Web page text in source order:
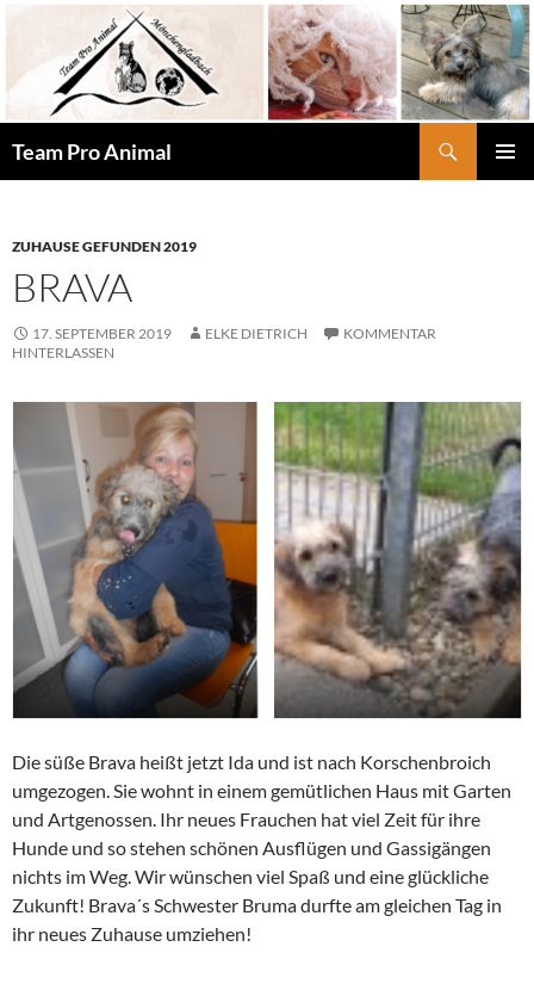
springen
Team Pro Animal
ZUHAUSE GEFUNDEN 2019
BRAVA
17. SEPTEMBER 2019 ELKE DIETRICH
KOMMENTAR
HINTERLASSEN
Die süße Brava heißt jetzt Ida und ist nach Korschenbroich
umgezogen. Sie wohnt in einem gemütlichen Haus mit Garten
und Artgenossen. Ihr neues Frauchen hat viel Zeit für ihre
Hunde und so stehen schönen Ausflügen und Gassigängen
nichts im Weg. Wir wünschen viel Spaß und eine glückliche
Zukunft! Brava´s Schwester Bruma durfte am gleichen Tag in
ihr neues Zuhause umziehen!